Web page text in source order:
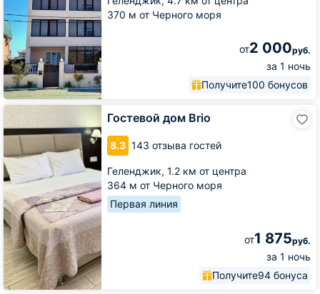
370 м от Черного моря
от2 000руб.
за 1 ночь
Получите100 бонусов
Гостевой дом Brio
8.3 143 отзыва гостей
Геленджик, 1.2 км от центра
364 м от Черного моря
Первая линия
от1 875руб.
за 1 ночь
Получите94 бонуса
Гостевой
Brio